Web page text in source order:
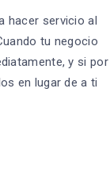
hacer servicio al
tu negocio
y si por
en lugar de a ti